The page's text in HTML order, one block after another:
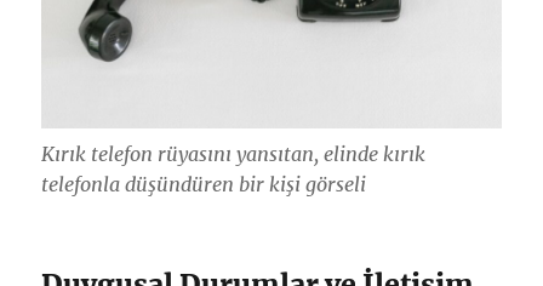
Kırık telefon rüyasını yansıtan, elinde kırık
telefonla düşündüren bir kişi görseli